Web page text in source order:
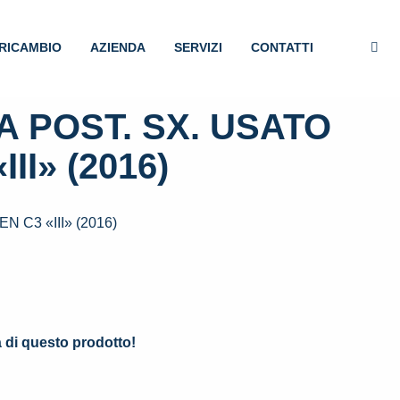
AZIENDA SERVIZI CONTATTI
POST. SX. USATO
(2016)
C3 «III» (2016)
di questo prodotto!